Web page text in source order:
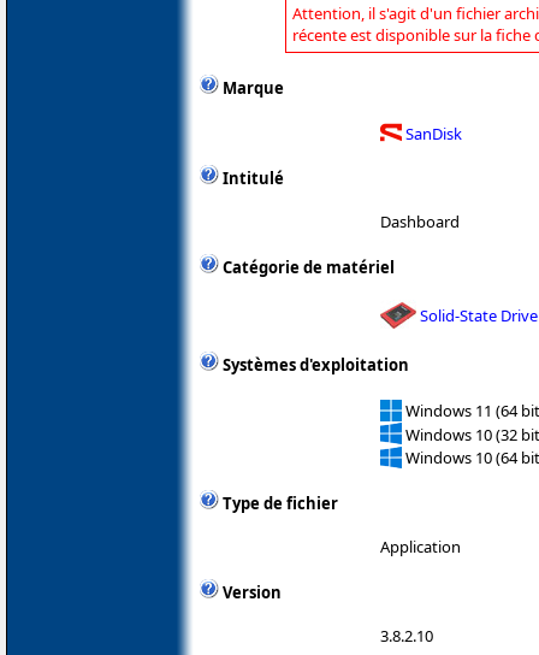
Attention, il s'agit d'un fichier
récente est disponible sur la fiche
Marque
SanDisk
Intitulé
Dashboard
Catégorie de matériel
Solid-State Drive
Systèmes d'exploitation
Windows 11 (64
Windows 10 (32
Windows 10 (64
Type de fichier
Application
Version
3.8.2.10